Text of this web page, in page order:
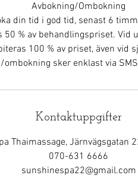
Avbokning/Ombokning
din tid i god tid, senast 6
% av behandlingspriset. Vid
100 % av priset, även vid
ombokning sker enklast via
Kontaktuppgifter
Thaimassage, Järnvägsgatan
070-631 6666
sunshinespa22@gmail.com